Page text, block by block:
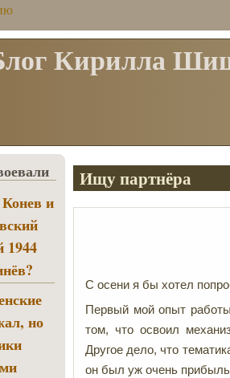
Кирилла
Ищу партнёра
С осени я бы хотел
Первый мой опыт
том, что освоил
Другое дело, что
он был уж очень
и
1944
но